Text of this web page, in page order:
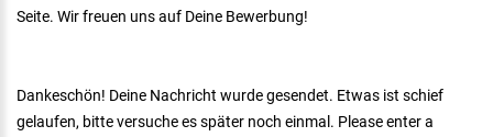
Seite. Wir freuen uns auf Deine Bewerbung!
Dankeschön! Deine Nachricht wurde gesendet. Etwas ist schief
gelaufen, bitte versuche es später noch einmal. Please enter a